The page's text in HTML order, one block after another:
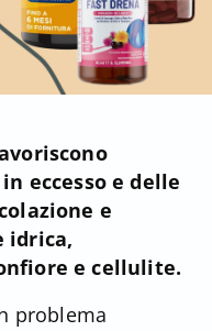
eccesso e delle
e
idrica,
e cellulite.
problema